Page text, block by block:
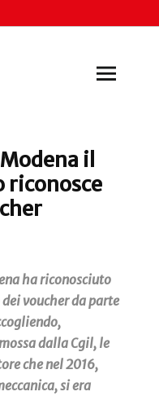
il
riconosce
ha riconosciuto
voucher da parte
dalla Cgil, le
che nel 2016,
si era